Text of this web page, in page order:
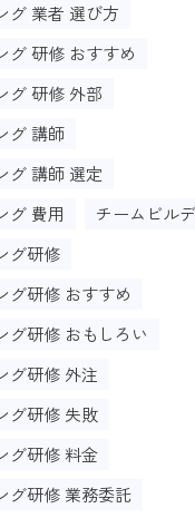
グ 業者 選び方
グ 研修 おすすめ
グ 研修 外部
グ 講師
グ 講師 選定
グ 費用
チームビル
グ研修
グ研修 おすすめ
グ研修 おもしろい
グ研修 外注
グ研修 失敗
グ研修 料金
グ研修 業務委託